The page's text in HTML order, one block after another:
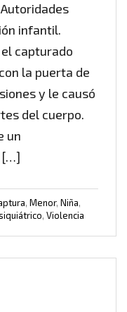
infantil.
capturado
la puerta de
y le causó
del cuerpo.
un
[…]
, Menor, Niña,
, Violencia